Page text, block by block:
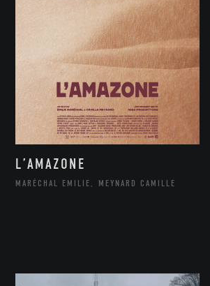
L’AMAZONE
MARÉCHAL EMILIE, MEYNARD CAMILLE